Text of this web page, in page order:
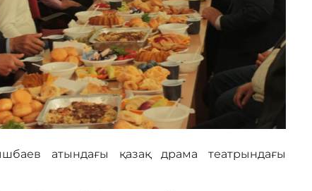
атындағы қазақ драма театрындағы